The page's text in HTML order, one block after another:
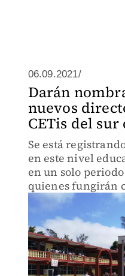
06.09.2021/
Darán
nuevos
CETis del
Se está
en este nivel
en un solo
quienes fungirán
directores en todo